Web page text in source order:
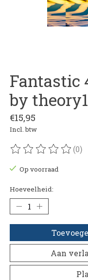
Fantastic
by
€15,95
Incl. btw
De beoordeling (0)
Op voorraad
Hoeveelheid:
Aan